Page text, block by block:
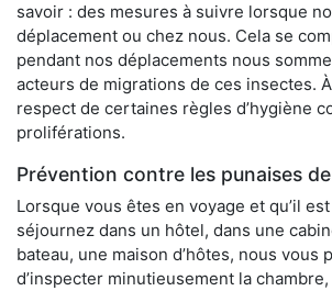
savoir : des mesures à suivre lorsque
déplacement ou chez nous. Cela se
pendant nos déplacements nous
acteurs de migrations de ces insectes.
respect de certaines règles d’hygiène
proliférations.
Prévention contre les punaises
Lorsque vous êtes en voyage et qu’il
séjournez dans un hôtel, dans une
bateau, une maison d’hôtes, nous vous
d’inspecter minutieusement la